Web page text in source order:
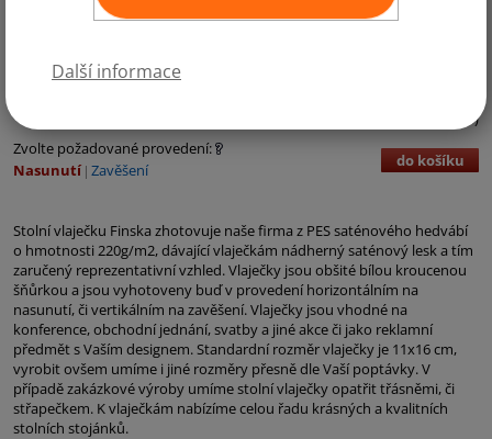
Další informace
(DPH 21%)
Zvolte požadované provedení:
Nasunutí Zavěšení do košíku
Stolní vlaječku Finska zhotovuje naše firma z PES saténového hedvábí
o hmotnosti 220g/m2, dávající vlaječkám nádherný saténový lesk a tím
zaručený reprezentativní vzhled. Vlaječky jsou obšité bílou kroucenou
šňůrkou a jsou vyhotoveny buď v provedení horizontálním na
nasunutí, či vertikálním na zavěšení. Vlaječky jsou vhodné na
konference, obchodní jednání, svatby a jiné akce či jako reklamní
předmět s Vaším designem. Standardní rozměr vlaječky je 11x16 cm,
vyrobit ovšem umíme i jiné rozměry přesně dle Vaší poptávky. V
případě zakázkové výroby umíme stolní vlaječky opatřit třásněmi, či
střapečkem. K vlaječkám nabízíme celou řadu krásných a kvalitních
stolních stojánků.